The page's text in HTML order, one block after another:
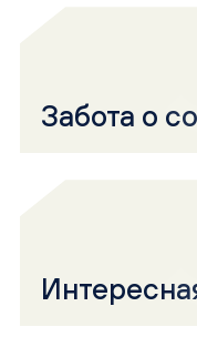
Забота о